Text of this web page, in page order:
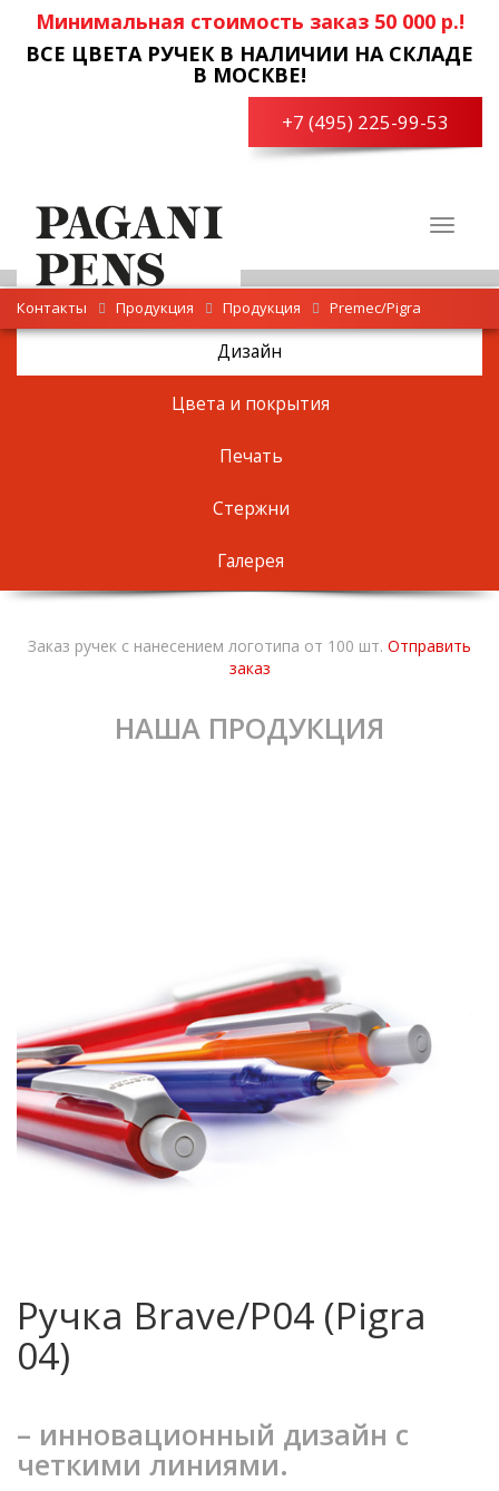
Минимальная стоимость заказ 50 000 р.!
ВСЕ ЦВЕТА РУЧЕК В НАЛИЧИИ НА СКЛАДЕ
В МОСКВЕ!
+7 (495) 225-99-53
Toggle
Контакты Продукция Продукция Premec/Pigra
Дизайн
Цвета и покрытия
Печать
Стержни
Галерея
Заказ ручек с нанесением логотипа от 100 шт. Отправить
заказ
НАША ПРОДУКЦИЯ
Ручка Brave/P04 (Pigra
04)
– инновационный дизайн с
четкими линиями.